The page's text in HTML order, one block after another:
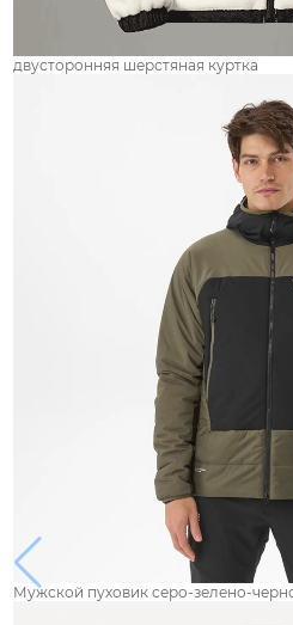
двусторонняя шерстяная куртка
Мужской пуховик серо-зелено-